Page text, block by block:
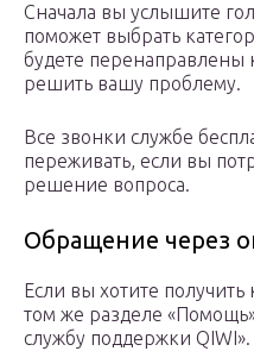
Сначала вы услышите
поможет выбрать
будете перенаправлены
решить вашу проблему.
Все звонки службе
переживать, если вы
решение вопроса.
Обращение через
Если вы хотите
том же разделе
службу поддержки QIWI».